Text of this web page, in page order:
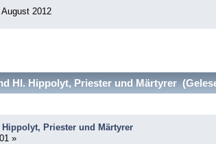
2012
Hl. Hippolyt, Priester und Märtyrer
Priester und Märtyrer
»